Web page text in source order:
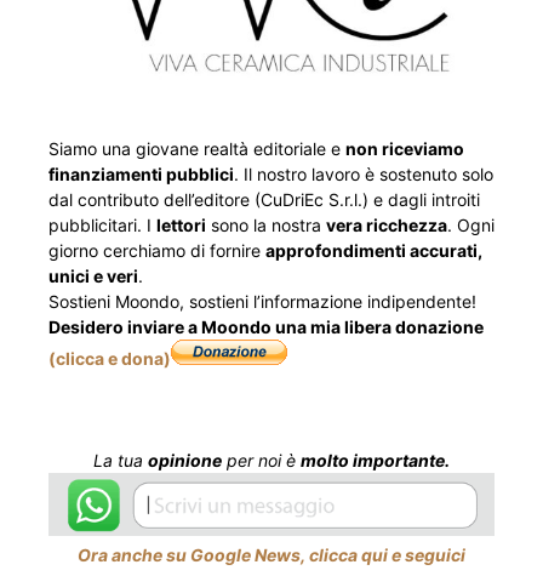
Siamo una giovane realtà editoriale e non riceviamo
finanziamenti pubblici. Il nostro lavoro è sostenuto solo
dal contributo dell’editore (CuDriEc S.r.l.) e dagli introiti
pubblicitari. I lettori sono la nostra vera ricchezza. Ogni
giorno cerchiamo di fornire approfondimenti accurati,
unici e veri.
Sostieni Moondo, sostieni l’informazione indipendente!
Desidero inviare a Moondo una mia libera donazione
(clicca e dona)
La tua opinione per noi è molto importante.
Ora anche su Google News, clicca qui e seguici